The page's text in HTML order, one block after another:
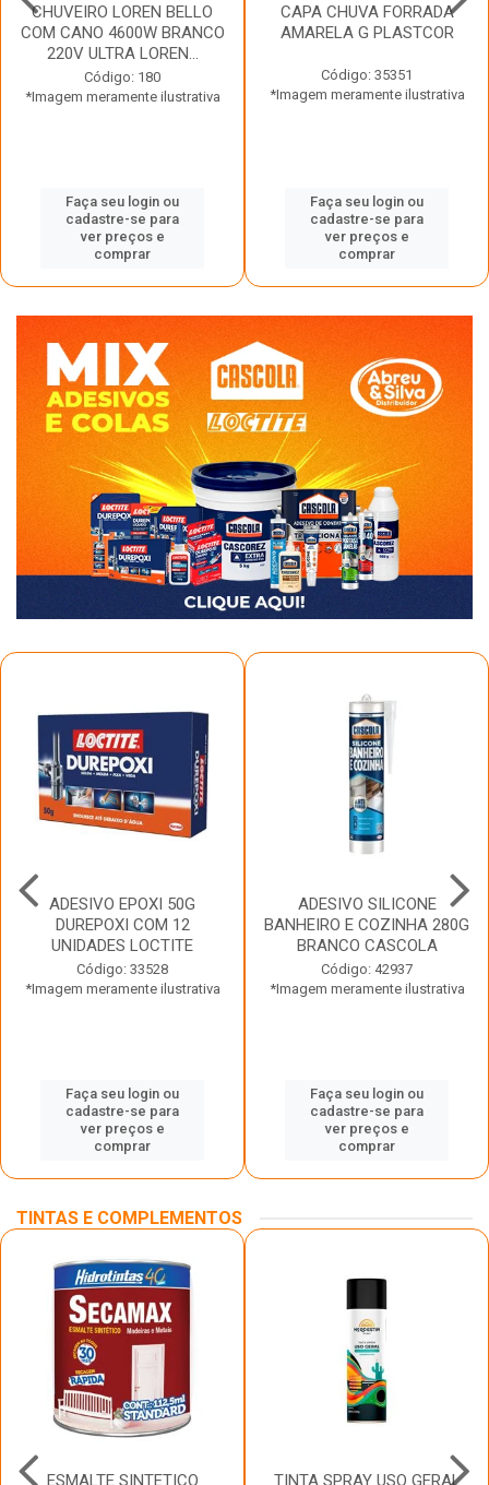
CHUVEIRO LOREN BELLO
COM CANO 4600W BRANCO
220V ULTRA LOREN...
Código: 180
*Imagem meramente ilustrativa
Faça seu login ou
cadastre-se para
ver preços e
comprar
CAPA CHUVA FORRADA
AMARELA G PLASTCOR
Código: 35351
*Imagem meramente ilustrativa
Faça seu login ou
cadastre-se para
ver preços e
comprar
ADESIVO EPOXI 50G
DUREPOXI COM 12
UNIDADES LOCTITE
Código: 33528
*Imagem meramente ilustrativa
Faça seu login ou
cadastre-se para
ver preços e
comprar
ADESIVO SILICONE
BANHEIRO E COZINHA 280G
BRANCO CASCOLA
Código: 42937
*Imagem meramente ilustrativa
Faça seu login ou
cadastre-se para
ver preços e
comprar
TINTAS E COMPLEMENTOS
ESMALTE SINTETICO TINTA SPRAY USO GERAL